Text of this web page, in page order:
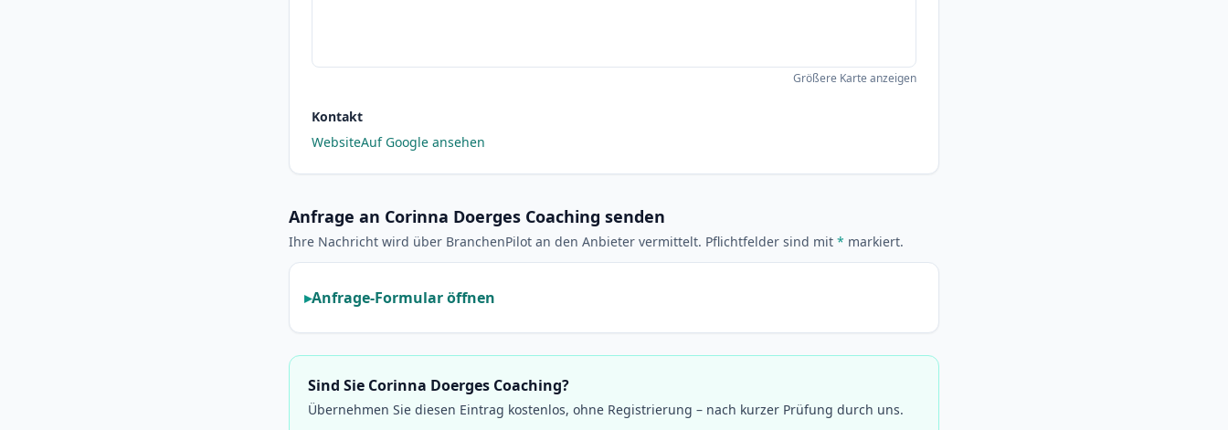
Größere Karte anzeigen
Kontakt
WebsiteAuf Google ansehen
Anfrage an Corinna Doerges Coaching senden
Ihre Nachricht wird über BranchenPilot an den Anbieter vermittelt. Pflichtfelder sind mit * markiert.
Anfrage-Formular öffnen
Sind Sie Corinna Doerges Coaching?
Übernehmen Sie diesen Eintrag kostenlos, ohne Registrierung – nach kurzer Prüfung durch uns.